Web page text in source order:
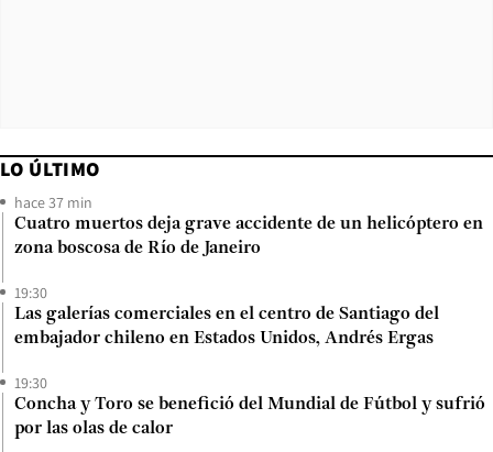
LO ÚLTIMO
hace 37 min
Cuatro muertos deja grave accidente de un helicóptero en
zona boscosa de Río de Janeiro
19:30
Las galerías comerciales en el centro de Santiago del
embajador chileno en Estados Unidos, Andrés Ergas
19:30
Concha y Toro se benefició del Mundial de Fútbol y sufrió
por las olas de calor